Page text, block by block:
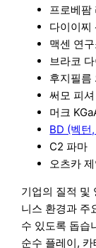
프로베팜
다이이찌
맥센 연
브라코
후지필름
써모 피
머크
BD (벡턴
C2 파마
오츠카
기업의 질적 및
니스 환경과 주
수 있도록 돕습
순수 플레이,